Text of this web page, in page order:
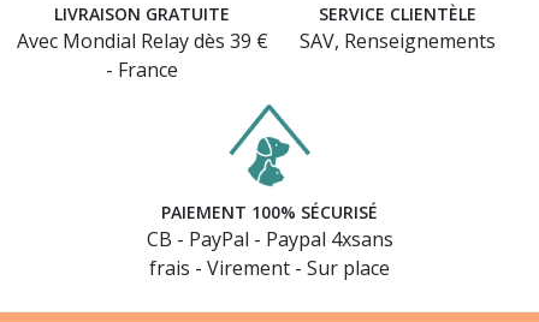
LIVRAISON GRATUITE
Avec Mondial Relay dès 39 €
- France
SERVICE CLIENTÈLE
SAV, Renseignements
PAIEMENT 100% SÉCURISÉ
CB - PayPal - Paypal 4xsans
frais - Virement - Sur place